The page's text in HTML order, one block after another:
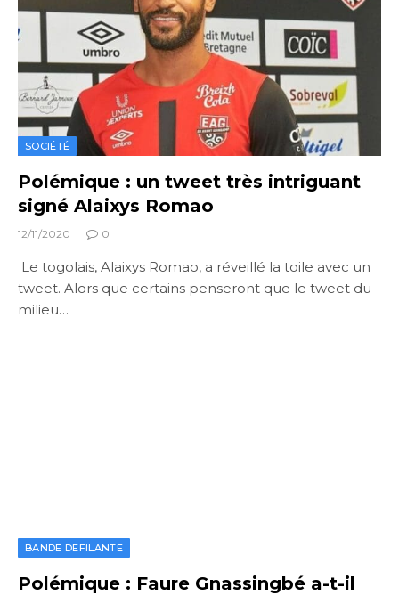
SOCIÉTÉ
Polémique : un tweet très intriguant
signé Alaixys Romao
12/11/2020 0
Le togolais, Alaixys Romao, a réveillé la toile avec un
tweet. Alors que certains penseront que le tweet du
milieu…
BANDE DEFILANTE
Polémique : Faure Gnassingbé a-t-il